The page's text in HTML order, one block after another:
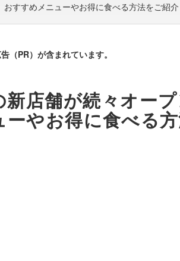
すすめメニューやお得に食べる方法をご紹介
（PR）が含まれています。
新店舗が続々オー
やお得に食べる